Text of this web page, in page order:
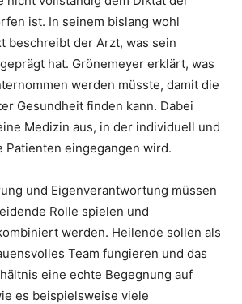
ist. In seinem bislang wohl
beschreibt der Arzt, was sein
hat. Grönemeyer erklärt, was
werden müsste, damit die
Gesundheit finden kann. Dabei
Medizin aus, in der individuell und
Patienten eingegangen wird.
und Eigenverantwortung müssen
Rolle spielen und
werden. Heilende sollen als
Team fungieren und das
eine echte Begegnung auf
es beispielsweise viele